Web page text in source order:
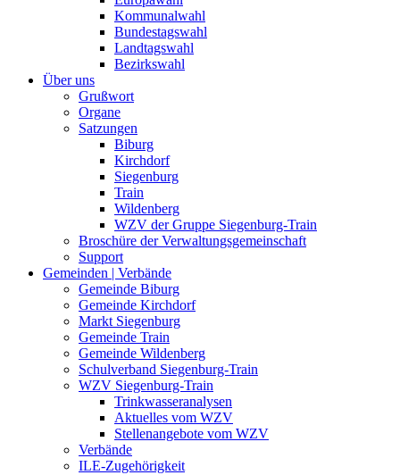
Kommunalwahl
Bundestagswahl
Landtagswahl
Bezirkswahl
Über uns
Grußwort
Organe
Satzungen
Biburg
Kirchdorf
Siegenburg
Train
Wildenberg
WZV der Gruppe Siegenburg-Train
Broschüre der Verwaltungsgemeinschaft
Support
Gemeinden | Verbände
Gemeinde Biburg
Gemeinde Kirchdorf
Markt Siegenburg
Gemeinde Train
Gemeinde Wildenberg
Schulverband Siegenburg-Train
WZV Siegenburg-Train
Trinkwasseranalysen
Aktuelles vom WZV
Stellenangebote vom WZV
Verbände
ILE-Zugehörigkeit